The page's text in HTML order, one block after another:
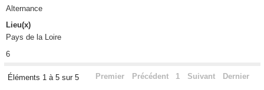
Alternance
Lieu(x)
Pays de la Loire
6
Éléments 1 à 5 sur 5 Premier Précédent 1 Suivant Dernier